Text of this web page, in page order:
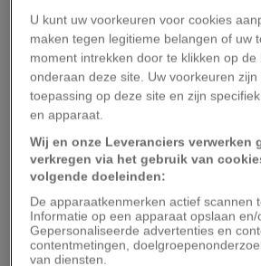
haar leven gewijd aan het
haar werk heeft vrucht
koraalriffen in de hele wereld
is het Tubbataha-rif
gebleven.
“Het eerste wat je opvalt, is dat
oceaanwildernis bent beland,”
Geographic-fotografenDavid
Rolex-ambassadeur) en Jennifer
U kunt uw voorkeuren voor cookies
maken tegen legitieme belangen of uw
moment intrekken door te klikken op de
onderaan deze site. Uw voorkeuren zijn
toepassing op deze site en zijn
en apparaat.
Wij en onze Leveranciers verwerken
verkregen via het gebruik van
volgende doeleinden:
De apparaatkenmerken actief scannen
Informatie op een apparaat opslaan en/
Gepersonaliseerde advertenties en
contentmetingen,
van diensten.